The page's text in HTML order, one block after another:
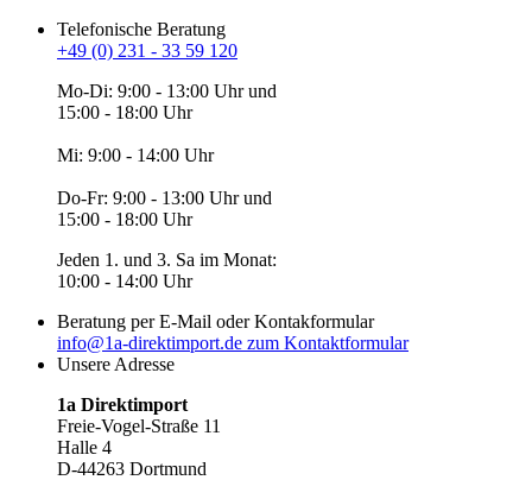
Telefonische Beratung
+49 (0) 231 - 33 59 120
Mo-Di: 9:00 - 13:00 Uhr und
15:00 - 18:00 Uhr
Mi: 9:00 - 14:00 Uhr
Do-Fr: 9:00 - 13:00 Uhr und
15:00 - 18:00 Uhr
Jeden 1. und 3. Sa im Monat:
10:00 - 14:00 Uhr
Beratung per E-Mail oder Kontakformular
info@1a-direktimport.de zum Kontaktformular
Unsere Adresse
1a Direktimport
Freie-Vogel-Straße 11
Halle 4
D-44263 Dortmund